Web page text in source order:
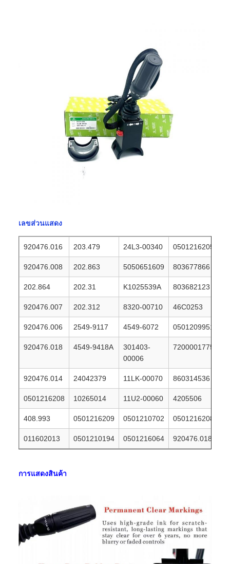
เลขส่วนแสดง
920476.016 203.479 24L3-00340 0501216205
920476.008 202.863 5050651609 803677866
202.864 202.31 K1025539A 803682123
920476.007 202.312 8320-00710 46C0253
920476.006 2549-9117 4549-6072 0501209951
920476.018 4549-9418A
301403-
00006
7200001775
920476.014 24042379 11LK-00070 860314536
0501216208 10265014 11U2-00060 4205506
408.993 0501216209 0501210702 0501216208
011602013 0501210194 0501216064 920476.018
การแสดงสินค้า